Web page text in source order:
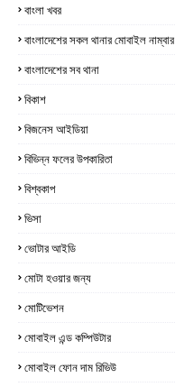
বাংলা খবর
বাংলাদেশের সকল থানার মোবাইল নাম্বার
বাংলাদেশের সব থানা
বিকাশ
বিজনেস আইডিয়া
বিভিন্ন ফলের উপকারিতা
বিশ্বকাপ
ভিসা
ভোটার আইডি
মোটা হওয়ার জন্য
মোটিভেশন
মোবাইল এন্ড কম্পিউটার
মোবাইল ফোন দাম রিভিউ